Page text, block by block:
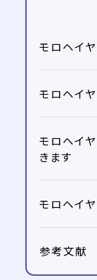
モロヘイヤ
モロヘイ
モロヘイ
きます
モロヘイ
参考文献